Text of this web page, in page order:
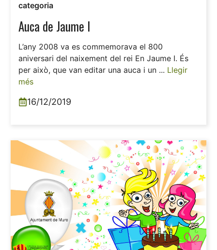
categoria
Auca de Jaume I
L’any 2008 va es commemorava el 800
aniversari del naixement del rei En Jaume I. És
per això, que van editar una auca i un ... Llegir
més
16/12/2019